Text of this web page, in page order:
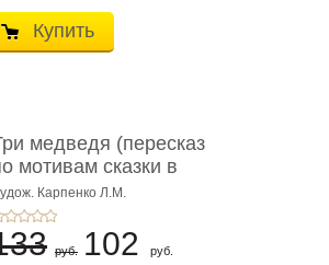
Купить
медведя (пересказ
мотивам сказки в
...
Карпенко Л.М.
руб. 102 руб.